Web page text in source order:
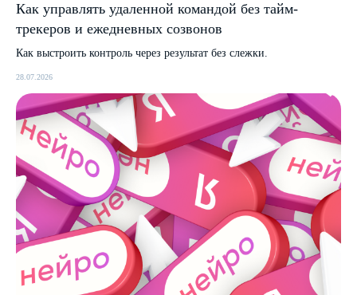
Как управлять удаленной командой без тайм-
трекеров и ежедневных созвонов
Как выстроить контроль через результат без слежки.
28.07.2026